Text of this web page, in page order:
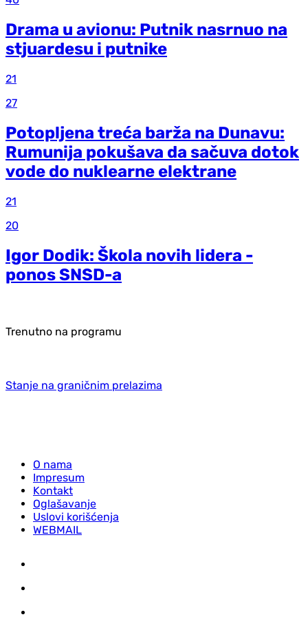
Drama u avionu: Putnik nasrnuo na
stjuardesu i putnike
21
27
Potopljena treća barža na Dunavu:
Rumunija pokušava da sačuva dotok
vode do nuklearne elektrane
21
20
Igor Dodik: Škola novih lidera -
ponos SNSD-a
Trenutno na programu
Stanje na graničnim prelazima
O nama
Impresum
Kontakt
Oglašavanje
Uslovi korišćenja
WEBMAIL